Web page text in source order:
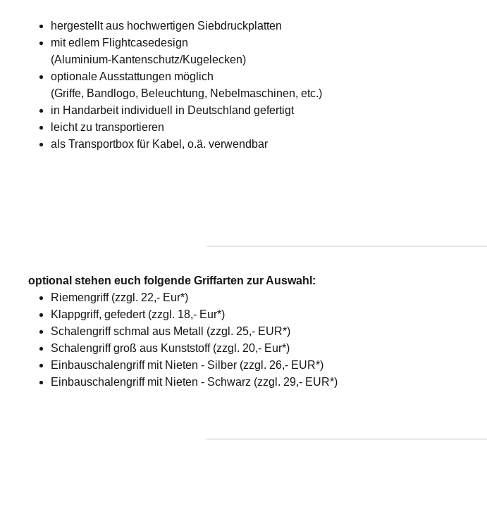
hergestellt aus hochwertigen Siebdruckplatten
mit edlem Flightcasedesign
(Aluminium-Kantenschutz/Kugelecken)
optionale Ausstattungen möglich
(Griffe, Bandlogo, Beleuchtung, Nebelmaschinen, etc.)
in Handarbeit individuell in Deutschland gefertigt
leicht zu transportieren
als Transportbox für Kabel, o.ä. verwendbar
optional stehen euch folgende Griffarten zur Auswahl:
Riemengriff (zzgl. 22,- Eur*)
Klappgriff, gefedert (zzgl. 18,- Eur*)
Schalengriff schmal aus Metall (zzgl. 25,- EUR*)
Schalengriff groß aus Kunststoff (zzgl. 20,- Eur*)
Einbauschalengriff mit Nieten - Silber (zzgl. 26,- EUR*)
Einbauschalengriff mit Nieten - Schwarz (zzgl. 29,- EUR*)